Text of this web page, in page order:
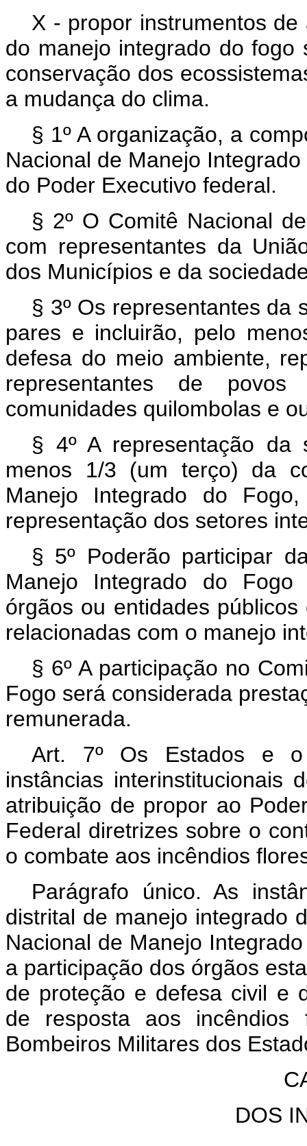
X - propor instrumentos
do manejo integrado do
conservação dos
a mudança do clima.
§ 1º A organização, a
Nacional de Manejo
do Poder Executivo federal.
§ 2º O Comitê Nacional
com representantes da
dos Municípios e da
§ 3º Os representantes da
pares e incluirão, pelo
defesa do meio ambiente,
representantes de
comunidades quilombolas e
§ 4º A representação da
menos 1/3 (um terço) da
Manejo Integrado do
representação dos setores
§ 5º Poderão participar
Manejo Integrado do Fogo
órgãos ou entidades
relacionadas com o manejo
§ 6º A participação no
Fogo será considerada
remunerada.
Art. 7º
Os Estados e o
instâncias interinstitucionais
atribuição de propor ao
Federal diretrizes sobre o
o combate aos incêndios
Parágrafo único. As
distrital de manejo integrado
Nacional de Manejo
a participação dos órgãos
de proteção e defesa civil e
de resposta aos incêndios
Bombeiros Militares dos
DOS